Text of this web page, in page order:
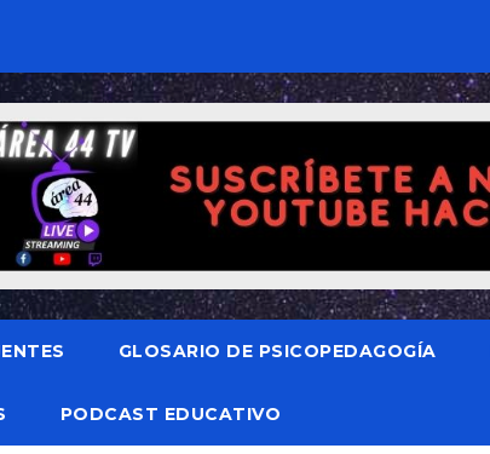
GLOSARIO DE PSICOPEDAGOGÍA
PODCAST EDUCATIVO